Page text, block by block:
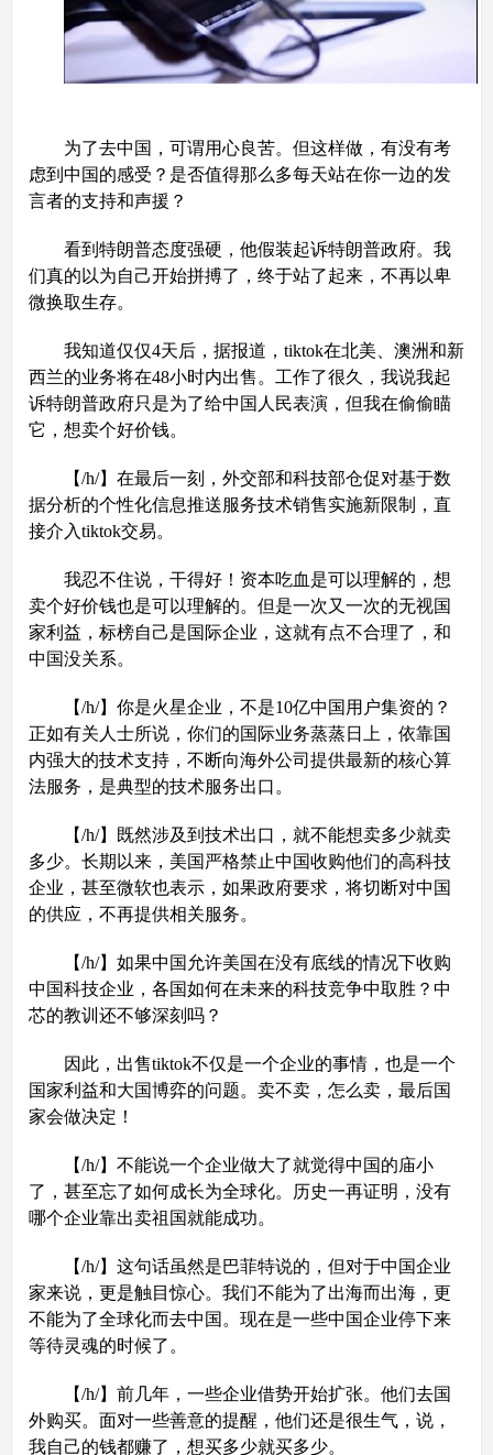
为了去中国，可谓用心良苦。但这样做，有没有考
虑到中国的感受？是否值得那么多每天站在你一边的发
言者的支持和声援？
看到特朗普态度强硬，他假装起诉特朗普政府。我
们真的以为自己开始拼搏了，终于站了起来，不再以卑
微换取生存。
我知道仅仅4天后，据报道，tiktok在北美、澳洲和新
西兰的业务将在48小时内出售。工作了很久，我说我起
诉特朗普政府只是为了给中国人民表演，但我在偷偷瞄
它，想卖个好价钱。
【/h/】在最后一刻，外交部和科技部仓促对基于数
据分析的个性化信息推送服务技术销售实施新限制，直
接介入tiktok交易。
我忍不住说，干得好！资本吃血是可以理解的，想
卖个好价钱也是可以理解的。但是一次又一次的无视国
家利益，标榜自己是国际企业，这就有点不合理了，和
中国没关系。
【/h/】你是火星企业，不是10亿中国用户集资的？
正如有关人士所说，你们的国际业务蒸蒸日上，依靠国
内强大的技术支持，不断向海外公司提供最新的核心算
法服务，是典型的技术服务出口。
【/h/】既然涉及到技术出口，就不能想卖多少就卖
多少。长期以来，美国严格禁止中国收购他们的高科技
企业，甚至微软也表示，如果政府要求，将切断对中国
的供应，不再提供相关服务。
【/h/】如果中国允许美国在没有底线的情况下收购
中国科技企业，各国如何在未来的科技竞争中取胜？中
芯的教训还不够深刻吗？
因此，出售tiktok不仅是一个企业的事情，也是一个
国家利益和大国博弈的问题。卖不卖，怎么卖，最后国
家会做决定！
【/h/】不能说一个企业做大了就觉得中国的庙小
了，甚至忘了如何成长为全球化。历史一再证明，没有
哪个企业靠出卖祖国就能成功。
【/h/】这句话虽然是巴菲特说的，但对于中国企业
家来说，更是触目惊心。我们不能为了出海而出海，更
不能为了全球化而去中国。现在是一些中国企业停下来
等待灵魂的时候了。
【/h/】前几年，一些企业借势开始扩张。他们去国
外购买。面对一些善意的提醒，他们还是很生气，说，
我自己的钱都赚了，想买多少就买多少。